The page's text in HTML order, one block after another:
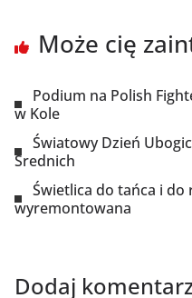
Może cię
Podium na Polish
w Kole
Światowy Dzień
Średnich
Świetlica do tańca i do
wyremontowana
Dodaj